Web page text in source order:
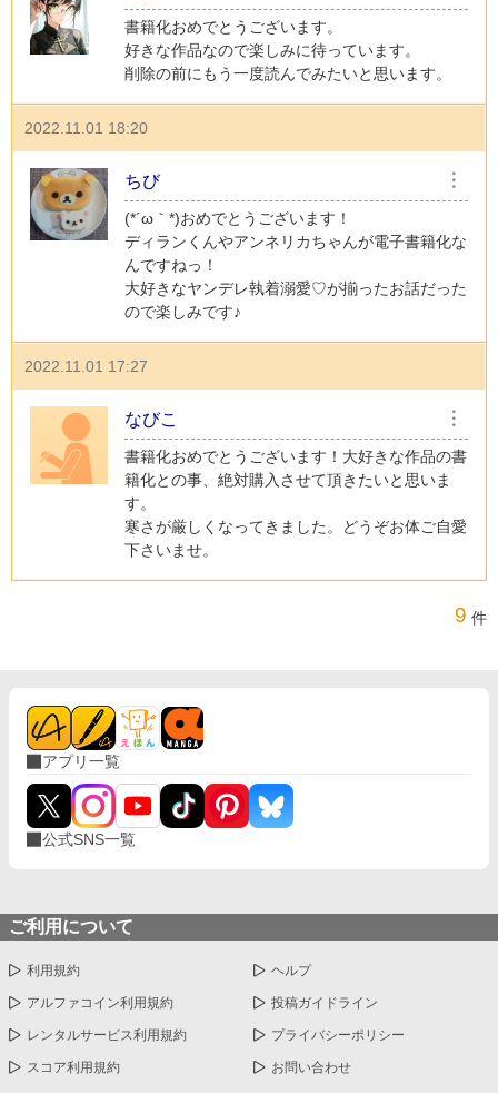
書籍化おめでとうございます。
好きな作品なので楽しみに待っています。
削除の前にもう一度読んでみたいと思います。
2022.11.01 18:20
ちび ︙
(⁠*⁠´⁠ω⁠｀⁠*⁠)おめでとうございます！
ディランくんやアンネリカちゃんが電子書籍化な
んですねっ！
大好きなヤンデレ執着溺愛♡が揃ったお話だった
ので楽しみです♪
2022.11.01 17:27
なびこ ︙
書籍化おめでとうございます！大好きな作品の書
籍化との事、絶対購入させて頂きたいと思いま
す。
寒さが厳しくなってきました。どうぞお体ご自愛
下さいませ。
9 件
アプリ一覧
公式SNS一覧
ご利用について
利用規約 ヘルプ
アルファコイン利用規約 投稿ガイドライン
レンタルサービス利用規約 プライバシーポリシー
スコア利用規約 お問い合わせ